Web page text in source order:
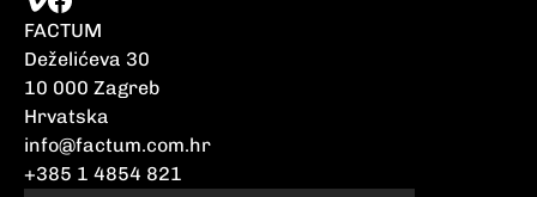
FACTUM
Deželićeva 30
10 000 Zagreb
Hrvatska
info@factum.com.hr
+385 1 4854 821